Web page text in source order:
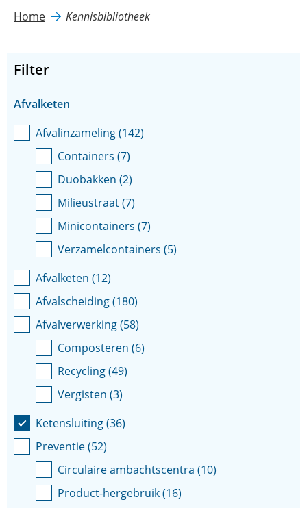
Home Kennisbibliotheek
Filter
Facetten
Afvalketen
Afvalinzameling(142)
Containers (7)
Duobakken (2)
Milieustraat(7)
Minicontainers (7)
Verzamelcontainers (5)
Afvalketen (12)
Afvalscheiding(180)
Afvalverwerking(58)
Composteren (6)
Recycling(49)
Vergisten (3)
Ketensluiting(36)
Preventie(52)
Circulaire ambachtscentra (10)
Product-hergebruik(16)